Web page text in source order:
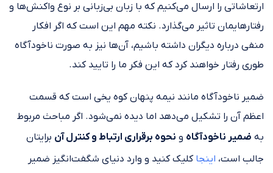
ارتعاشاتی را ارسال می‌کنیم که با زبان بی‌زبانی بر نوع واکنش‌ها و
رفتارهایمان تاثیر می‌گذارد. نکته مهم این است که اگر افکار
منفی درباره دیگران داشته باشیم، آن‌ها نیز به صورت ناخودآگاه
طوری رفتار خواهند کرد که این فکر ما را تایید کند.
ضمیر ناخودآگاه مانند نیمه پنهان کوه یخی است که قسمت
اعظم آن را تشکیل می‌دهد اما دیده نمی‌شود. اگر مباحث مربوط
به ضمیر ناخودآگاه و نحوه برقراری ارتباط و کنترل آن برایتان
جالب است، اینجا کلیک کنید و وارد دنیای شگفت‌انگیز ضمیر